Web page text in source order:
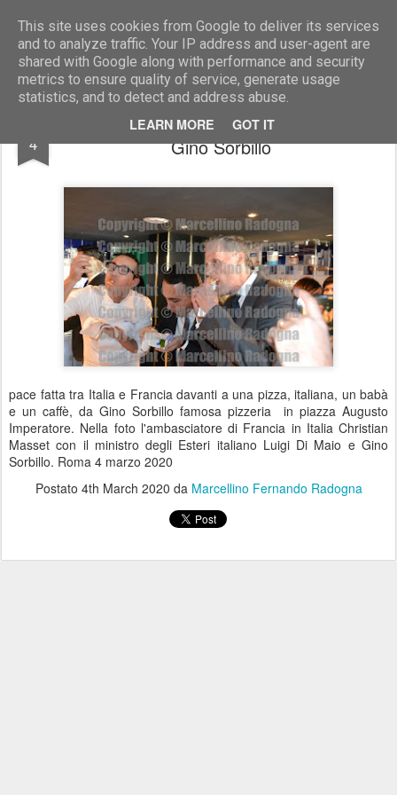
This site uses cookies from Google to deliver its services
and to analyze traffic. Your IP address and user-agent are
shared with Google along with performance and security
metrics to ensure quality of service, generate usage
statistics, and to detect and address abuse.
LEARN MORE GOT IT
Marcellino Radogna - Fotonotizie per la stampa
4
Luigi Di Maio con l'amb.Christian Masset e
Gino Sorbillo
pace fatta tra Italia e Francia davanti a una pizza, italiana, un babà
e un caffè, da Gino Sorbillo famosa pizzeria in piazza Augusto
Imperatore. Nella foto l'ambasciatore di Francia in Italia Christian
Masset con il ministro degli Esteri italiano Luigi Di Maio e Gino
Sorbillo. Roma 4 marzo 2020
Postato 4th March 2020 da Marcellino Fernando Radogna